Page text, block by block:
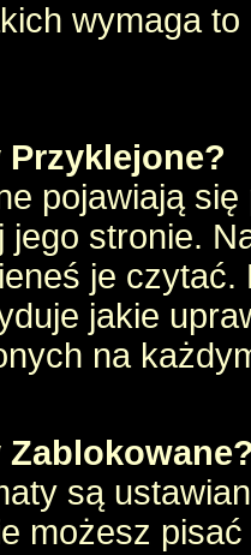
wymaga
Przyklejone?
pojawiają
jego stronie.
je czytać.
jakie
na
są
możesz